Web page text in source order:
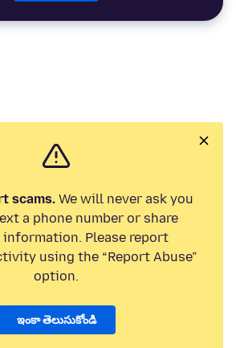
scams.We will never ask you
a phone number or share
information. Please report
using the “Report Abuse”
option.
ఇంకా తెలుసుకోండి